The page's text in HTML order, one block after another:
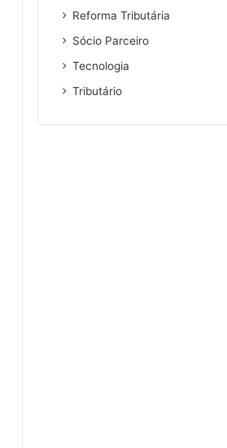
Reforma Tributária
Sócio Parceiro
Tecnologia
Tributário